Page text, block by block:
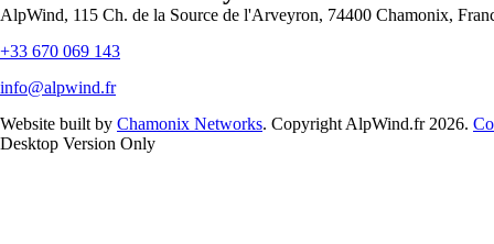
AlpWind, 115 Ch. de la Source de l'Arveyron, 74400 Chamonix,
+33 670 069 143
info@alpwind.fr
Website built by Chamonix Networks. Copyright AlpWind.fr 2026.
Desktop Version Only